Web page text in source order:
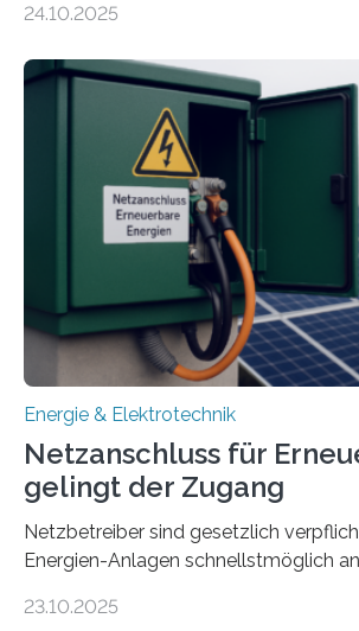
Forschungsprojekt „LAGER –
Quartieren“ eingeworben. Ziel des
Entwicklung, Erprobung und
Konzepten zur langfristigen
sektorübergreifend vernetzten
Projekt startete am 15. Oktober
von drei Jahren und ein
Millionen Euro, wovon 2,6 Millionen
Ministerium für Umwelt, Klima und…
24.10.2025
Energie & Elektrotechnik
Netzanschluss für
gelingt der Zugang
Netzbetreiber sind gesetzlich
Energien-Anlagen schnellstmöglich
ermöglichen. Doch der dafür nötige
23.10.2025